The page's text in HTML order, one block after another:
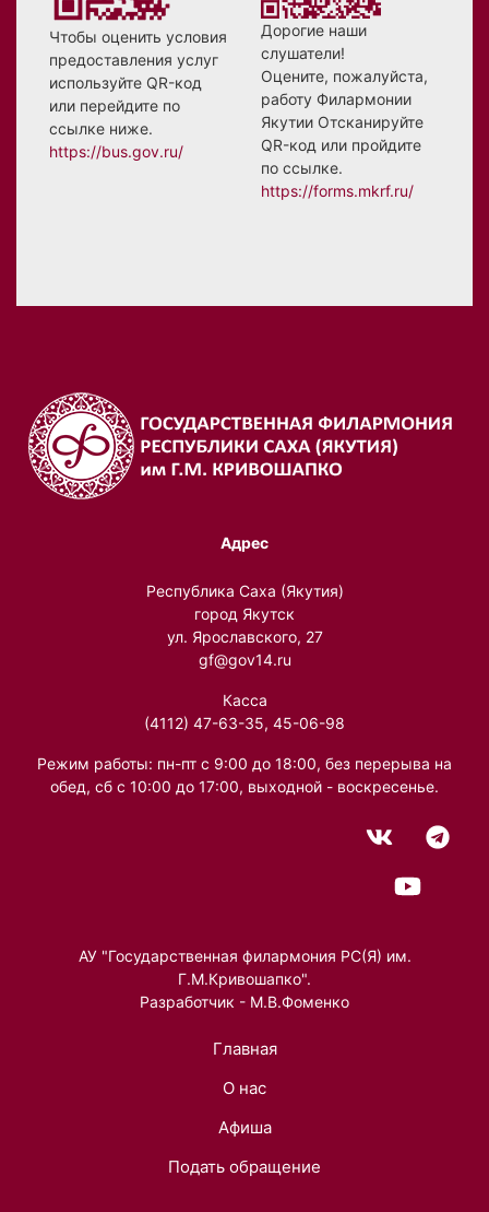
Чтобы оценить условия
предоставления услуг
используйте QR-код
или перейдите по
ссылке ниже.
https://bus.gov.ru/
Дорогие наши
слушатели!
Оцените, пожалуйста,
работу Филармонии
Якутии Отсканируйте
QR-код или пройдите
по ссылке.
https://forms.mkrf.ru/
Адрес
Республика Саха (Якутия)
город Якутск
ул. Ярославского, 27
gf@gov14.ru
Касса
(4112) 47-63-35, 45-06-98
Режим работы: пн-пт с 9:00 до 18:00, без перерыва на
обед, сб с 10:00 до 17:00, выходной - воскресенье.
АУ "Государственная филармония РС(Я) им.
Г.М.Кривошапко".
Разработчик - М.В.Фоменко
Главная
О нас
Афиша
Подать обращение